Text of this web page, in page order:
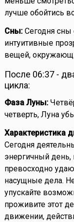
лучше обойтись
Сны:Сегодня сны
интуитивные
вещей,
После 06:37 -
цикла:
Фаза Луны:
четверть, Луна
Характеристика
Сегодня
энергичный день,
превосходно
насущные дела.
упускайте
проживите этот
движении,